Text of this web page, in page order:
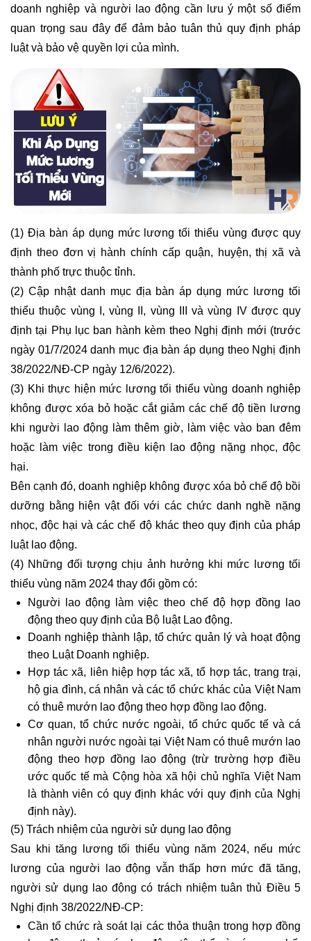
doanh nghiệp và người lao động cần lưu ý một số điểm
quan trọng sau đây để đảm bảo tuân thủ quy định pháp
luật và bảo vệ quyền lợi của mình.
(1) Địa bàn áp dụng mức lương tối thiểu vùng được quy
định theo đơn vị hành chính cấp quận, huyện, thị xã và
thành phố trực thuộc tỉnh.
(2) Cập nhật danh mục địa bàn áp dụng mức lương tối
thiểu thuộc vùng I, vùng II, vùng III và vùng IV được quy
định tại Phụ lục ban hành kèm theo Nghị định mới (trước
ngày 01/7/2024 danh mục địa bàn áp dụng theo Nghị định
38/2022/NĐ-CP ngày 12/6/2022).
(3) Khi thực hiện mức lương tối thiểu vùng doanh nghiệp
không được xóa bỏ hoặc cắt giảm các chế độ tiền lương
khi người lao động làm thêm giờ, làm việc vào ban đêm
hoặc làm việc trong điều kiện lao động nặng nhọc, độc
hại.
Bên cạnh đó, doanh nghiệp không được xóa bỏ chế độ bồi
dưỡng bằng hiện vật đối với các chức danh nghề nặng
nhọc, độc hại và các chế độ khác theo quy định của pháp
luật lao động.
(4) Những đối tượng chịu ảnh hưởng khi mức lương tối
thiểu vùng năm 2024 thay đổi gồm có:
Người lao động làm việc theo chế độ hợp đồng lao
động theo quy định của Bộ luật Lao động.
Doanh nghiệp thành lập, tổ chức quản lý và hoạt động
theo Luật Doanh nghiệp.
Hợp tác xã, liên hiệp hợp tác xã, tổ hợp tác, trang trại,
hộ gia đình, cá nhân và các tổ chức khác của Việt Nam
có thuê mướn lao động theo hợp đồng lao động.
Cơ quan, tổ chức nước ngoài, tổ chức quốc tế và cá
nhân người nước ngoài tại Việt Nam có thuê mướn lao
động theo hợp đồng lao động (trừ trường hợp điều
ước quốc tế mà Cộng hòa xã hội chủ nghĩa Việt Nam
là thành viên có quy định khác với quy định của Nghị
định này).
(5) Trách nhiệm của người sử dụng lao động
Sau khi tăng lương tối thiểu vùng năm 2024, nếu mức
lương của người lao động vẫn thấp hơn mức đã tăng,
người sử dụng lao động có trách nhiệm tuân thủ Điều 5
Nghị định 38/2022/NĐ-CP:
Cần tổ chức rà soát lại các thỏa thuận trong hợp đồng